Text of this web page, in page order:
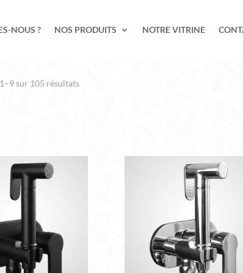
NOUS ? NOS PRODUITS NOTRE VITRINE
sur 105 résultatsTrié
ancien